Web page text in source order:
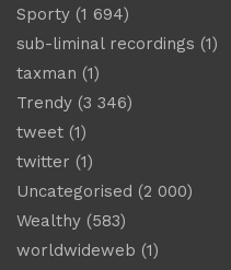
Sporty (1 694)
sub-liminal recordings (1)
taxman (1)
Trendy (3 346)
tweet (1)
twitter (1)
Uncategorised (2 000)
Wealthy (583)
worldwideweb (1)